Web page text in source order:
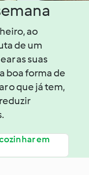
ao
de um
as suas
boa forma de
o que já tem,
em